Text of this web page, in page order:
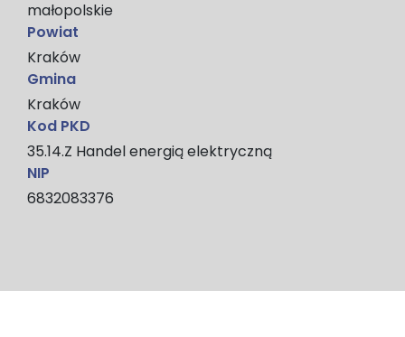
małopolskie
Powiat
Kraków
Gmina
Kraków
Kod PKD
35.14.Z Handel energią elektryczną
NIP
6832083376